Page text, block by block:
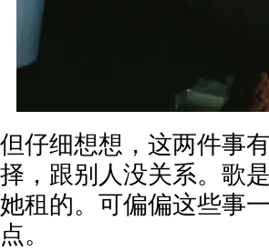
但仔细想想，这两件事
择，跟别人没关系。歌
她租的。可偏偏这些事
点。